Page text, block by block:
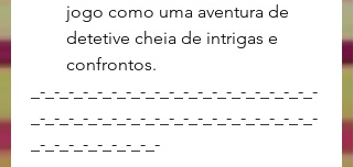
jogo como uma aventura de
detetive cheia de intrigas e
confrontos.
_-_-_-_-_-_-_-_-_-_-_-_-_-_-_-_-_-_-_-_-
_-_-_-_-_-_-_-_-_-_-_-_-_-_-_-_-_-_-_-_-
_-_-_-_-_-_-_-_-_-